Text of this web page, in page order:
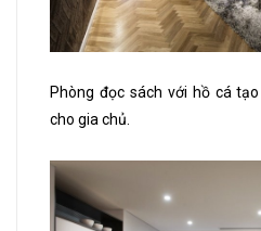
Phòng đọc sách với hồ cá
cho gia chủ.